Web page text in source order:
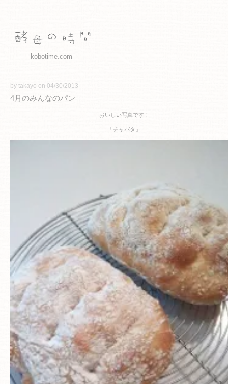
kobotime.com
4月のみんなのパン
by takayo on 04/30/2013
おいしい写真です！
「チャバタ」